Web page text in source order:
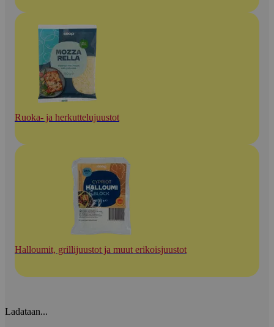
Ruoka- ja herkuttelujuustot
Halloumit, grillijuustot ja muut erikoisjuustot
Ladataan...